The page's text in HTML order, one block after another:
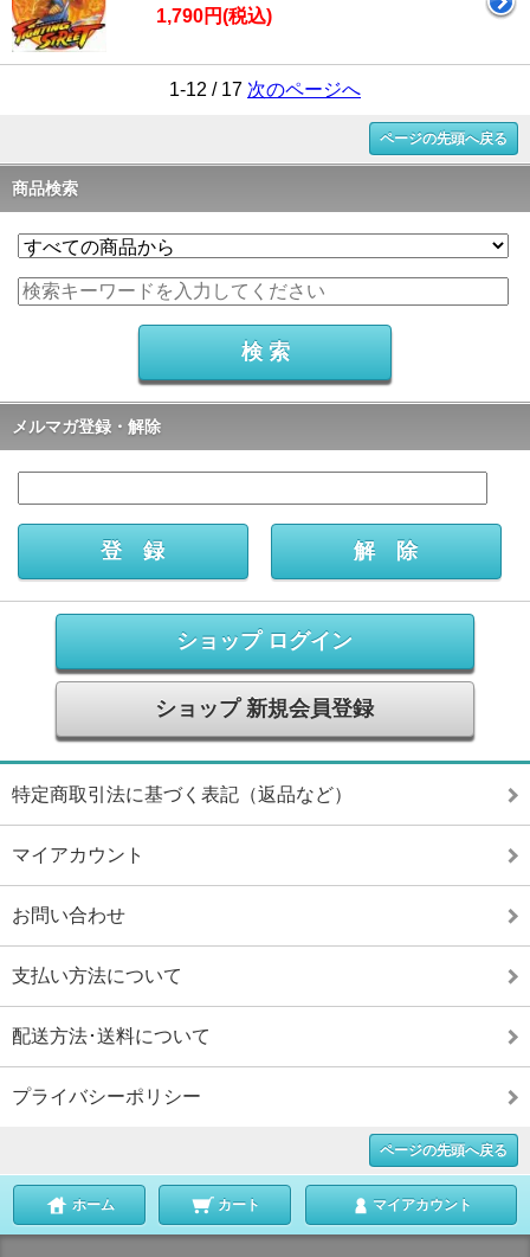
1,790円(税込)
1-12 / 17 次のページへ
ページの先頭へ戻る
商品検索
メルマガ登録・解除
ショップ ログイン
ショップ 新規会員登録
特定商取引法に基づく表記（返品など）
マイアカウント
お問い合わせ
支払い方法について
配送方法･送料について
プライバシーポリシー
ページの先頭へ戻る
ホーム カート マイアカウント